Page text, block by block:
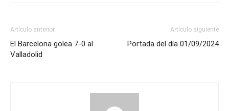
Artículo anterior
El Barcelona golea 7-0 al
Valladolid
Artículo siguiente
Portada del día 01/09/2024